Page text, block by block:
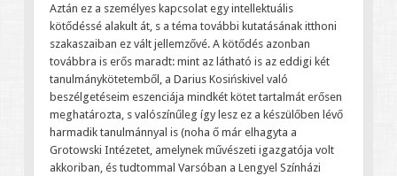
Aztán ez a személyes kapcsolat egy intellektuális
kötődéssé alakult át, s a téma további kutatásának itthoni
szakaszaiban ez vált jellemzővé. A kötődés azonban
továbbra is erős maradt: mint az látható is az eddigi két
tanulmánykötetemből, a Darius Kosińskivel való
beszélgetéseim eszenciája mindkét kötet tartalmát erősen
meghatározta, s valószínűleg így lesz ez a készülőben lévő
harmadik tanulmánnyal is (noha ő már elhagyta a
Grotowski Intézetet, amelynek művészeti igazgatója volt
akkoriban, és tudtommal Varsóban a Lengyel Színházi